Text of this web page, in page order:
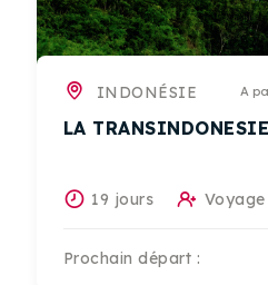
INDONÉSIE A
LA
19 jours
Prochain départ :